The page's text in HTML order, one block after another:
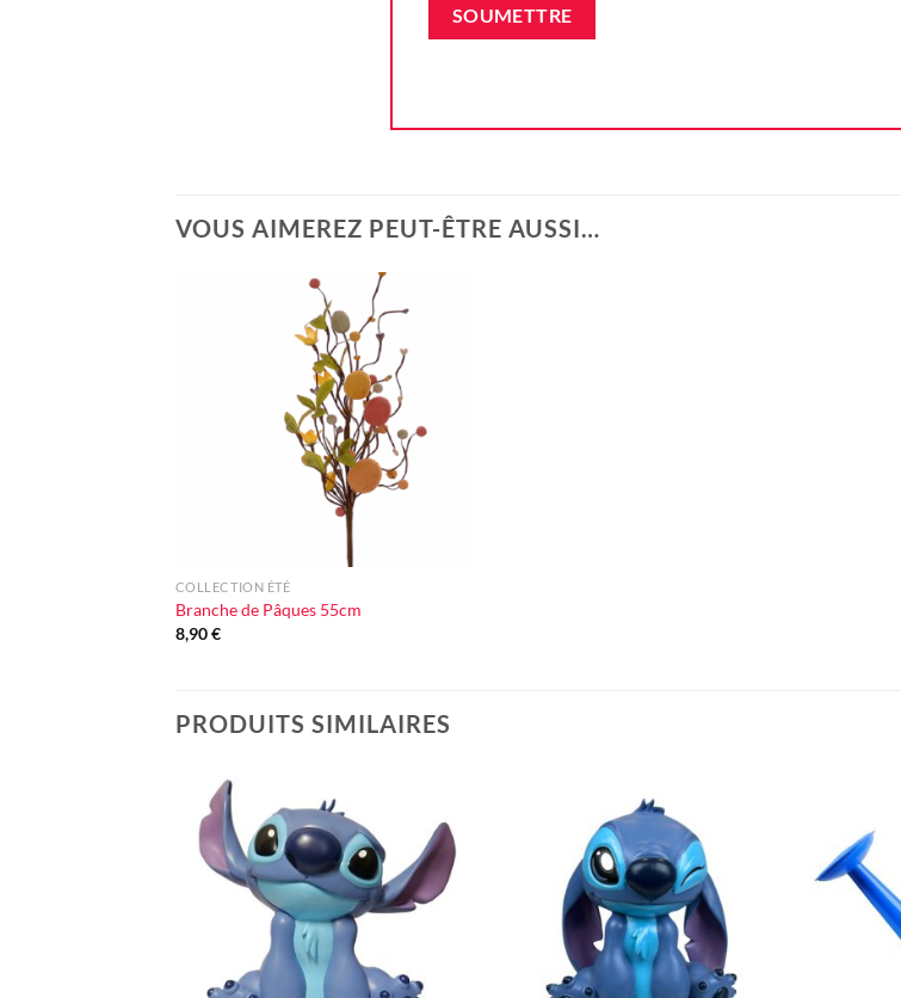
VOUS AIMEREZ PEUT-ÊTRE AUSSI…
à la liste
COLLECTION ÉTÉ
Branche de Pâques 55cm
8,90€
PRODUITS SIMILAIRES
Ajouter
à la liste
d'envie